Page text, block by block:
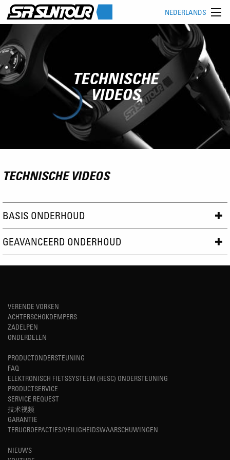
NEDERLANDS
TECHNISCHE
VIDEOS
TECHNISCHE VIDEOS
BASIS ONDERHOUD
GEAVANCEERD ONDERHOUD
VERENDE VORKEN
ACHTERSCHOKDEMPERS
ZADELPEN
ONDERDELEN
PRODUCTONDERSTEUNING
FAQ
ELEKTRONISCH FIETSSYSTEEM (HESC) ONDERSTEUNING
PRODUCTSERVICE
SERVICE REQUEST
技术视频
GARANTIE
TERUGROEPACTIES/VEILIGHEIDSWAARSCHUWINGEN
NIEUWS